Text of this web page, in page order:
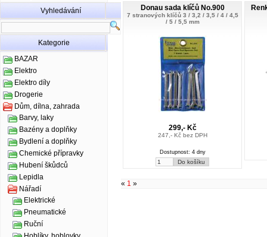
Vyhledávání
Kategorie
BAZAR
Elektro
Elektro díly
Drogerie
Dům, dílna, zahrada
Barvy, laky
Bazény a doplňky
Bydlení a doplňky
Chemické přípravky
Hubení škůdců
Lepidla
Nářadí
Elektrické
Pneumatické
Ruční
Donau sada klíčů No.900
7 stranových klíčů 3 / 3,2 / 3,5 / 4 / 4,5
/ 5 / 5,5 mm
299,- Kč
247,- Kč bez DPH
Dostupnost: 4 dny
« 1 »